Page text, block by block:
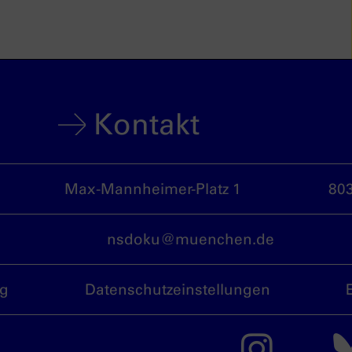
Kontakt
Max-Mannheimer-Platz 1
nsdoku@muenchen.de
Datenschutzeinstellungen